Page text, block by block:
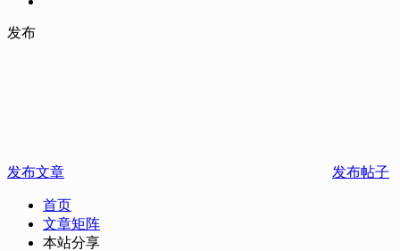
发布
发布文章 发布帖子
首页
文章矩阵
本站分享